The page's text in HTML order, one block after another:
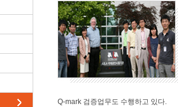
Q-mark 검증업무도 수행하고 있다.